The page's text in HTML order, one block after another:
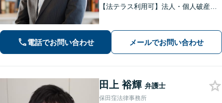
【法テラス利用可】法人・個人破産申
対応でスムーズに解決できるよう尽力
します。
電話でお問い合わせ メールでお問い合わせ
田上 裕輝 弁護士
保田窪法律事務所